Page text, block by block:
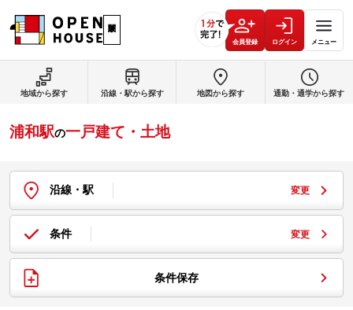
会員登録 ログイン メニュー
浦和駅の一戸建て・土地
沿線・駅 変更
条件 変更
条件保存
地域から探す 沿線・駅から探す 地図から探す 通勤・通学から探す